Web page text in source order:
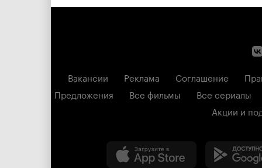
Вакансии Реклама Соглашение
Предложения
Все фильмы
Все сериалы
Акции и